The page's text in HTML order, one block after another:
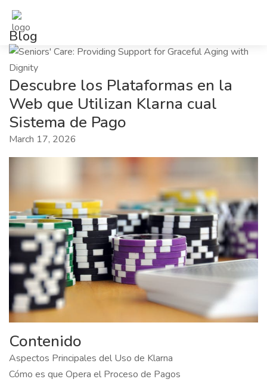
Blog
Descubre los Plataformas en la
Web que Utilizan Klarna cual
Sistema de Pago
March 17, 2026
Contenido
Aspectos Principales del Uso de Klarna
Cómo es que Opera el Proceso de Pagos